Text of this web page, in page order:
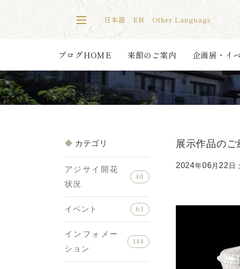
日本語 EN Other Language
ブログHOME 来館のご案内 企画展・イ
カテゴリ
アジサイ開花
状況
40
イベント 63
インフォメー
ション
144
展示作品の
2024年06月22 日